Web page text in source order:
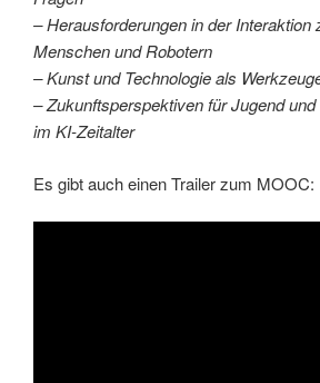
– Herausforderungen in der Interaktion
Menschen und Robotern
– Kunst und Technologie als
– Zukunftsperspektiven für Jugend
im KI-Zeitalter
Es gibt auch einen Trailer zum MOOC: